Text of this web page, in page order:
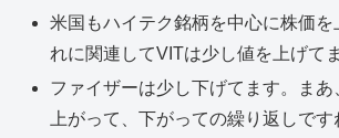
米国もハイテク銘柄を中心に株価を
れに関連してVITは少し値を上げて
ファイザーは少し下げてます。まあ
上がって、下がっての繰り返しです